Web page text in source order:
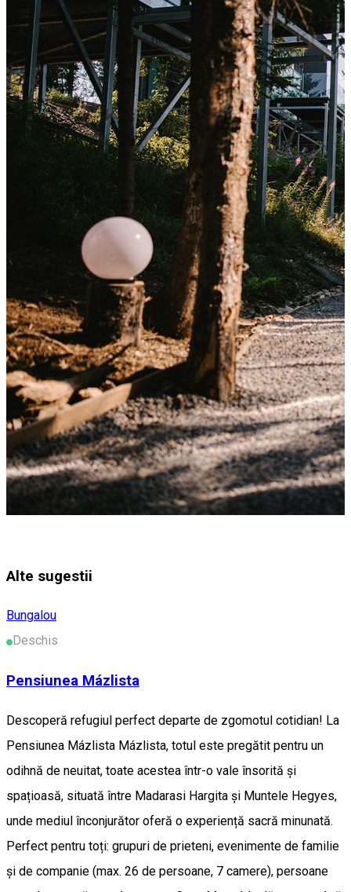
Alte sugestii
Bungalou
Deschis
Pensiunea Mázlista
Descoperă refugiul perfect departe de zgomotul cotidian! La
Pensiunea Mázlista Mázlista, totul este pregătit pentru un
odihnă de neuitat, toate acestea într-o vale însorită și
spațioasă, situată între Madarasi Hargita și Muntele Hegyes,
unde mediul înconjurător oferă o experiență sacră minunată.
Perfect pentru toți: grupuri de prieteni, evenimente de familie
și de companie (max. 26 de persoane, 7 camere), persoane